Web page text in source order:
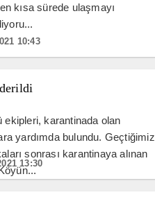
kısa sürede ulaşmayı
10:43
ekipleri, karantinada olan
yardımda bulundu. Geçtiğimiz
sonrası karantinaya alınan
13:30